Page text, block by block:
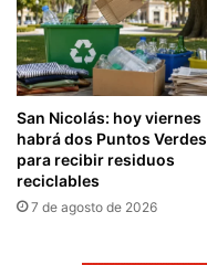
San Nicolás: hoy viernes
habrá dos Puntos Verdes
para recibir residuos
reciclables
7 de agosto de 2026